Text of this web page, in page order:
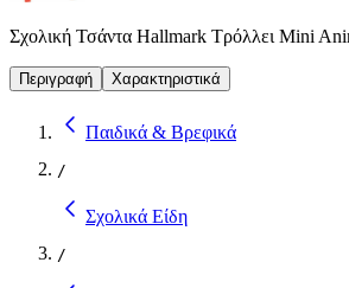
Σχολική Τσάντα Hallmark Τρόλλει Mini
Περιγραφή Χαρακτηριστικά
Παιδικά & Βρεφικά
/
Σχολικά Είδη
/